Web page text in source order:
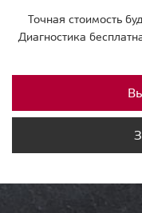
Точная стоимость
Диагностика